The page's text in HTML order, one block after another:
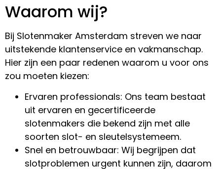
Waarom wij?
Bij Slotenmaker Amsterdam streven we naar
uitstekende klantenservice en vakmanschap.
Hier zijn een paar redenen waarom u voor ons
zou moeten kiezen:
Ervaren professionals: Ons team bestaat
uit ervaren en gecertificeerde
slotenmakers die bekend zijn met alle
soorten slot- en sleutelsystemeem.
Snel en betrouwbaar: Wij begrijpen dat
slotproblemen urgent kunnen zijn, daarom